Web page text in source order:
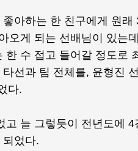
아하는 한 친구에게 원
오게 되는 선배님이 있는
수 접고 들어갈 정도로
선과 팀 전체를, 윤형진
다.
고 늘 그렇듯이 전년도에
었다.